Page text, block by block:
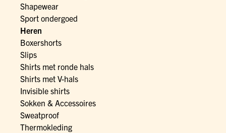
Shapewear
Sport ondergoed
Heren
Boxershorts
Slips
Shirts met ronde hals
Shirts met V-hals
Invisible shirts
Sokken & Accessoires
Sweatproof
Thermokleding